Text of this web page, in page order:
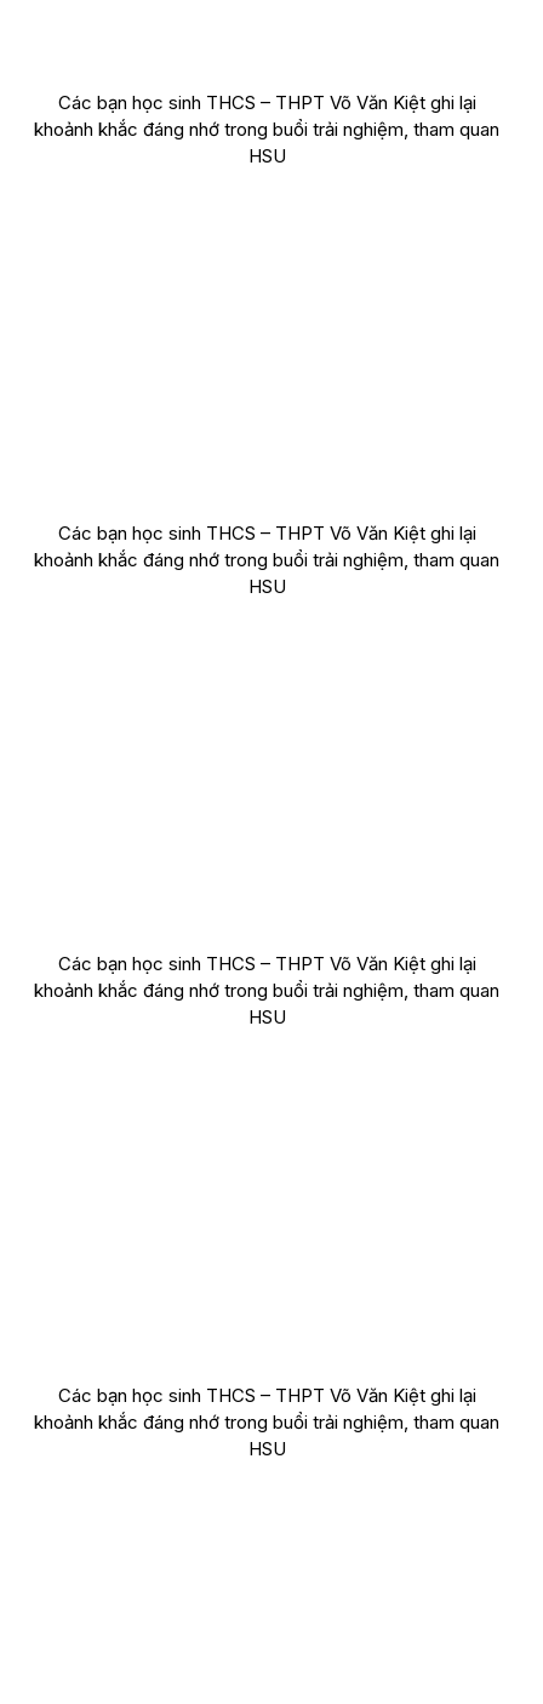
Các bạn học sinh THCS – THPT Võ Văn Kiệt ghi lại
khoảnh khắc đáng nhớ trong buổi trải nghiệm, tham quan
HSU
Các bạn học sinh THCS – THPT Võ Văn Kiệt ghi lại
khoảnh khắc đáng nhớ trong buổi trải nghiệm, tham quan
HSU
Các bạn học sinh THCS – THPT Võ Văn Kiệt ghi lại
khoảnh khắc đáng nhớ trong buổi trải nghiệm, tham quan
HSU
Các bạn học sinh THCS – THPT Võ Văn Kiệt ghi lại
khoảnh khắc đáng nhớ trong buổi trải nghiệm, tham quan
HSU